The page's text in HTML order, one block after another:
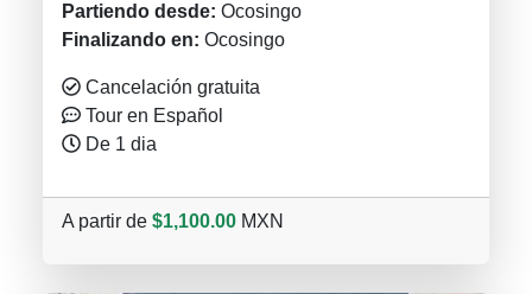
Partiendo desde: Ocosingo
Finalizando en: Ocosingo
Cancelación gratuita
Tour en Español
De 1 dia
A partir de $1,100.00 MXN